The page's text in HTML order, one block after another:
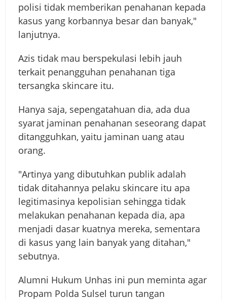
polisi tidak memberikan penahanan kepada
kasus yang korbannya besar dan banyak,"
lanjutnya.
Azis tidak mau berspekulasi lebih jauh
terkait penangguhan penahanan tiga
tersangka skincare itu.
Hanya saja, sepengatahuan dia, ada dua
syarat jaminan penahanan seseorang dapat
ditangguhkan, yaitu jaminan uang atau
orang.
"Artinya yang dibutuhkan publik adalah
tidak ditahannya pelaku skincare itu apa
legitimasinya kepolisian sehingga tidak
melakukan penahanan kepada dia, apa
menjadi dasar kuatnya mereka, sementara
di kasus yang lain banyak yang ditahan,"
sebutnya.
Alumni Hukum Unhas ini pun meminta agar
Propam Polda Sulsel turun tangan